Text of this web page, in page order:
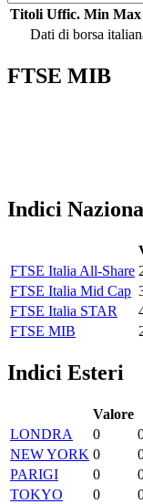
Titoli Uffic. Min Max
Dati di borsa
FTSE MIB
Indici
FTSE Italia All-Share
FTSE Italia Mid Cap
FTSE Italia STAR
FTSE MIB
Indici Esteri
Valore
LONDRA
0
NEW YORK 0
PARIGI
0
TOKYO
0